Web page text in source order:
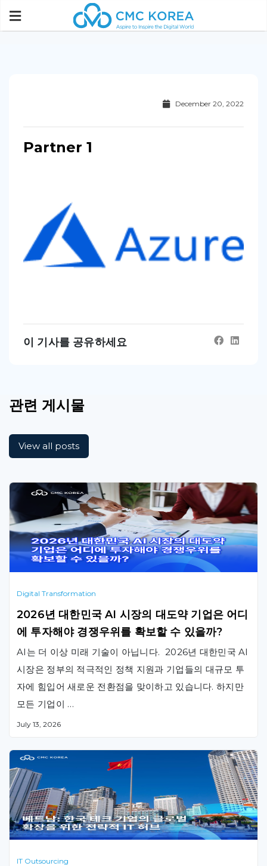
Paste this code immediately after the opening tag:
December 20, 2022
Partner 1
이 기사를 공유하세요
관련 게시물
View all posts
Digital Transformation
2026년 대한민국 AI 시장의 대도약 기업은 어디
에 투자해야 경쟁우위를 확보할 수 있을까?
AI는 더 이상 미래 기술이 아닙니다. 2026년 대한민국 AI
시장은 정부의 적극적인 정책 지원과 기업들의 대규모 투
자에 힘입어 새로운 전환점을 맞이하고 있습니다. 하지만
모든 기업이 …
July 13, 2026
IT Outsourcing